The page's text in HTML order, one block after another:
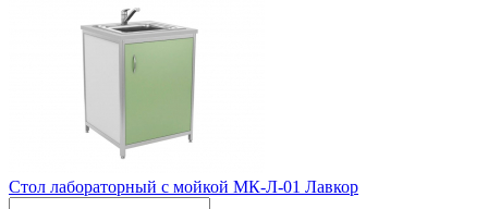
Стол лабораторный с мойкой МК-Л-01 Лавкор